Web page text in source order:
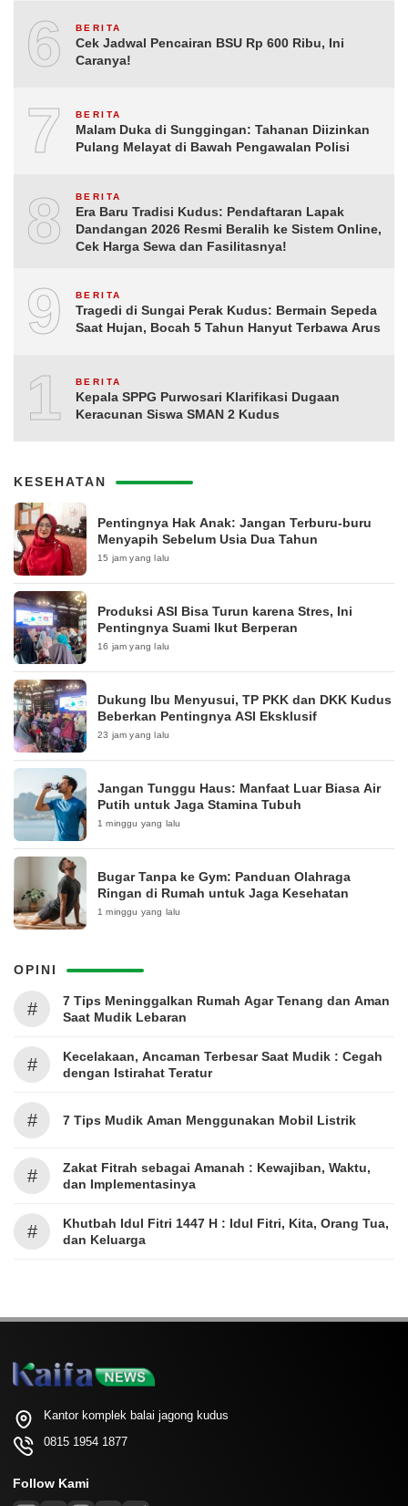
6 BERITA
Cek Jadwal Pencairan BSU Rp 600 Ribu, Ini
Caranya!
7 BERITA
Malam Duka di Sunggingan: Tahanan Diizinkan
Pulang Melayat di Bawah Pengawalan Polisi
8 BERITA
Era Baru Tradisi Kudus: Pendaftaran Lapak
Dandangan 2026 Resmi Beralih ke Sistem Online,
Cek Harga Sewa dan Fasilitasnya!
9 BERITA
Tragedi di Sungai Perak Kudus: Bermain Sepeda
Saat Hujan, Bocah 5 Tahun Hanyut Terbawa Arus
10BERITA
Kepala SPPG Purwosari Klarifikasi Dugaan
Keracunan Siswa SMAN 2 Kudus
KESEHATAN
Pentingnya Hak Anak: Jangan Terburu-buru
Menyapih Sebelum Usia Dua Tahun
15 jam yang lalu
Produksi ASI Bisa Turun karena Stres, Ini
Pentingnya Suami Ikut Berperan
16 jam yang lalu
Dukung Ibu Menyusui, TP PKK dan DKK Kudus
Beberkan Pentingnya ASI Eksklusif
23 jam yang lalu
Jangan Tunggu Haus: Manfaat Luar Biasa Air
Putih untuk Jaga Stamina Tubuh
1 minggu yang lalu
Bugar Tanpa ke Gym: Panduan Olahraga
Ringan di Rumah untuk Jaga Kesehatan
1 minggu yang lalu
OPINI
#
7 Tips Meninggalkan Rumah Agar Tenang dan Aman
Saat Mudik Lebaran
#
Kecelakaan, Ancaman Terbesar Saat Mudik : Cegah
dengan Istirahat Teratur
# 7 Tips Mudik Aman Menggunakan Mobil Listrik
#
Zakat Fitrah sebagai Amanah : Kewajiban, Waktu,
dan Implementasinya
#
Khutbah Idul Fitri 1447 H : Idul Fitri, Kita, Orang Tua,
dan Keluarga
Kantor komplek balai jagong kudus
0815 1954 1877
Follow Kami